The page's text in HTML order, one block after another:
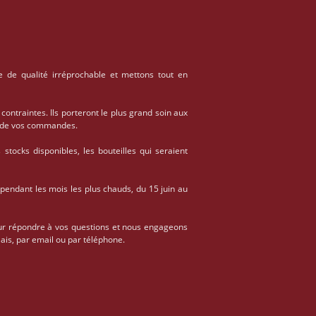
de qualité irréprochable et mettons tout en
Ils porteront le plus grand soin aux
vos commandes.
disponibles, les bouteilles qui seraient
les mois les plus chauds, du 15 juin au
répondre à vos questions et nous engageons
par email ou par téléphone.